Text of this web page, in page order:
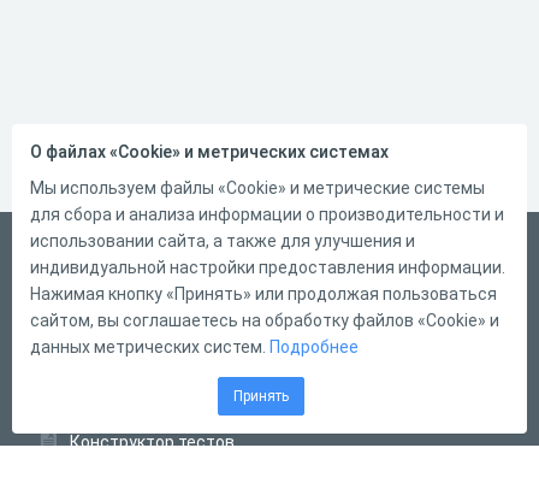
Русский
Справка
Форма обратной связи
Конструктор тестов
О файлах «Cookie» и метрических системах
Мы используем файлы «Cookie» и метрические системы
для сбора и анализа информации о производительности и
использовании сайта, а также для улучшения и
индивидуальной настройки предоставления информации.
Нажимая кнопку «Принять» или продолжая пользоваться
сайтом, вы соглашаетесь на обработку файлов «Cookie» и
данных метрических систем. Подробнее
Принять